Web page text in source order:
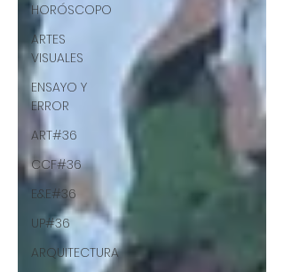
HORÓSCOPO
ARTES
VISUALES
ENSAYO Y
ERROR
ART#36
CCF#36
E&E#36
UP#36
ARQUITECTURA